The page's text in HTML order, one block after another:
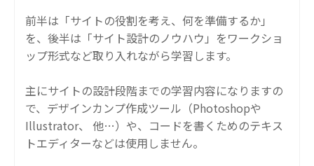
前半は「サイトの役割を考え、何を準備するか」
を、後半は「サイト設計のノウハウ」をワークショ
ップ形式など取り入れながら学習します。
主にサイトの設計段階までの学習内容になりますの
で、デザインカンプ作成ツール（Photoshopや
Illustrator、 他…）や、コードを書くためのテキス
トエディターなどは使用しません。